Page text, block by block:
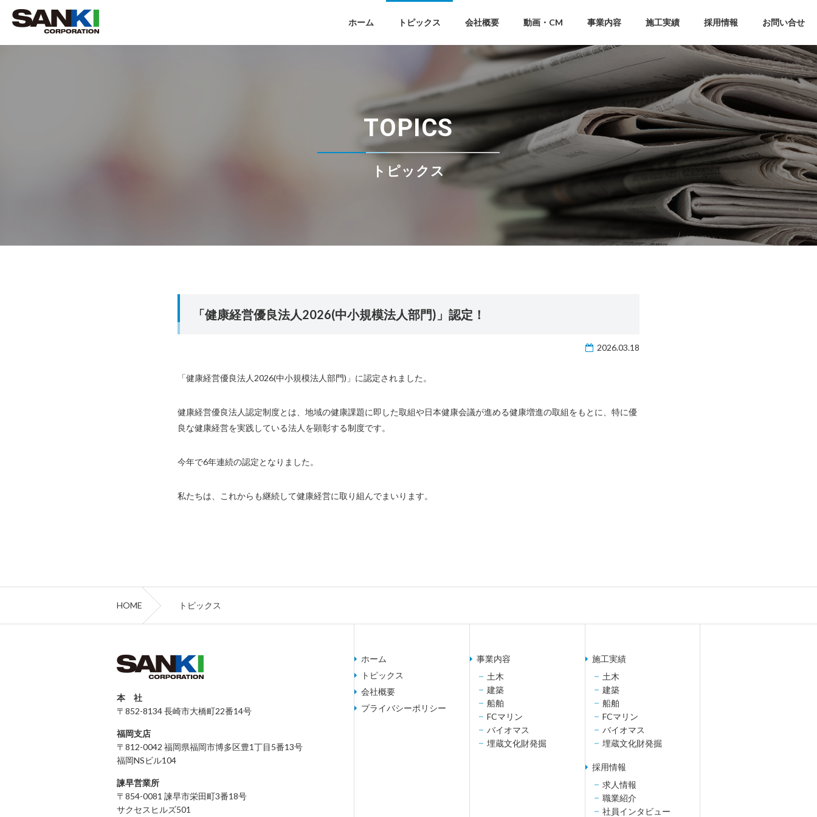
ホーム トピックス 会社概要 動画・CM 事業内容
建築
埋蔵文化財発掘
施工実績
建築 船舶
バイオマス 埋蔵文化財発掘
採用情報
職業紹介 社員インタビュー
お問い合せ
採用に関する
お問い合せフォーム
TOPICS
トピックス
「健康経営優良法人2026(中小規模法人部門)」認定！
2026.03.18
「健康経営優良法人2026(中小規模法人部門)」に認定されました。
健康経営優良法人認定制度とは、地域の健康課題に即した取組や日本健康会議が進める健康増進の取組をもとに、特に優
良な健康経営を実践している法人を顕彰する制度です。
今年で6年連続の認定となりました。
私たちは、これからも継続して健康経営に取り組んでまいります。
HOME トピックス
本 社
〒852-8134 長崎市大橋町22番14号
福岡支店
〒812-0042 福岡県福岡市博多区豊1丁目5番13号
福岡NSビル104
諫早営業所
〒854-0081 諫早市栄田町3番18号
サクセスヒルズ501
ホーム
トピックス
会社概要
プライバシーポリシー
事業内容
土木
建築
船舶
FCマリン
バイオマス
埋蔵文化財発掘
施工実績
土木
建築
船舶
FCマリン
バイオマス
埋蔵文化財発掘
採用情報
求人情報
職業紹介
社員インタビュー